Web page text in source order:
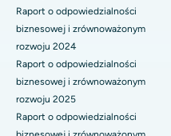
Najlepszy szpital w
Najlepszy szpital przy
Najlepszy szpital na
Najlepszy szpital w
Raport o odpowiedzialności
biznesowej i zrównoważonym
rozwoju 2024
Raport o odpowiedzialności
biznesowej i zrównoważonym
rozwoju 2025
Raport o odpowiedzialności